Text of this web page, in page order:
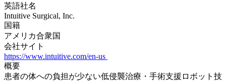
英語社名
Intuitive Surgical, Inc.
国籍
アメリカ合衆国
会社サイト
https://www.intuitive.com/en-us
概要
患者の体への負担が少ない低侵襲治療・手術支援ロボット技